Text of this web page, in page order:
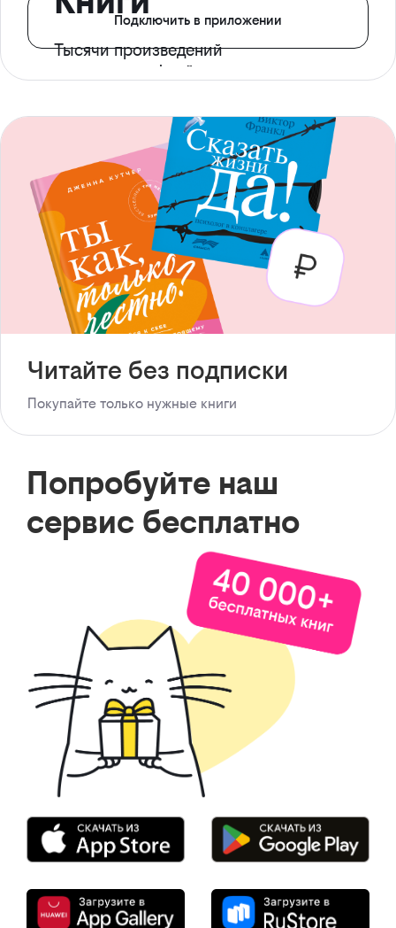
Тысячи произведений
с доступом офлайн
Подключить в приложении
Читайте без подписки
Покупайте только нужные книги
Попробуйте наш
сервис бесплатно